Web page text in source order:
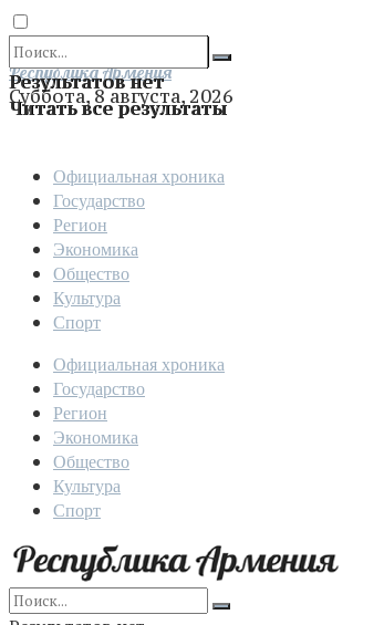
Результатов нет
Читать все результаты
Отправить
Республика Армения
Суббота, 8 августа, 2026
Официальная хроника
Государство
Регион
Экономика
Общество
Культура
Спорт
Официальная хроника
Государство
Регион
Экономика
Общество
Культура
Спорт